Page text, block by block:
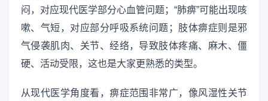
闷，对应现代医学部分心血管问题；“肺痹”可能出现咳
嗽、气短，对应部分呼吸系统问题；肢体痹症则是邪
气侵袭肌肉、关节、经络，导致肢体疼痛、麻木、僵
硬、活动受限，这也是大家更熟悉的类型。
从现代医学角度看，痹症范围非常广，像风湿性关节